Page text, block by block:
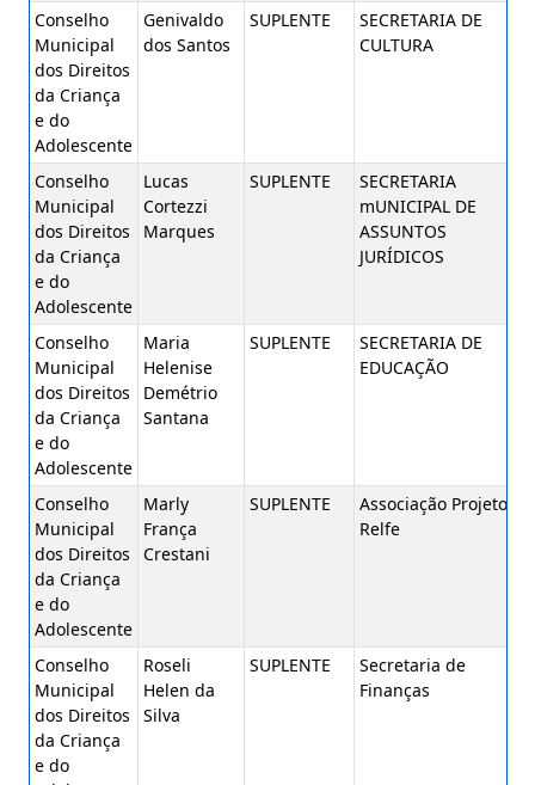
Conselho
Municipal
dos Direitos
da Criança
e do
Adolescente
Genivaldo
dos Santos
SUPLENTE
SECRETARIA DE
CULTURA
Conselho
Municipal
dos Direitos
da Criança
e do
Adolescente
Lucas
Cortezzi
Marques
SUPLENTE
SECRETARIA
mUNICIPAL DE
ASSUNTOS
JURÍDICOS
Conselho
Municipal
dos Direitos
da Criança
e do
Adolescente
Maria
Helenise
Demétrio
Santana
SUPLENTE
SECRETARIA DE
EDUCAÇÃO
Conselho
Municipal
dos Direitos
da Criança
e do
Adolescente
Marly
França
Crestani
SUPLENTE
Associação Projeto
Relfe
Conselho
Municipal
dos Direitos
da Criança
e do
Roseli
Helen da
Silva
SUPLENTE
Secretaria de
Finanças